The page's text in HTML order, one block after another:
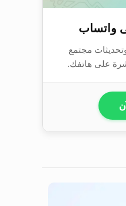
واتساب
وتحديثات مجتمع
على هاتفك.